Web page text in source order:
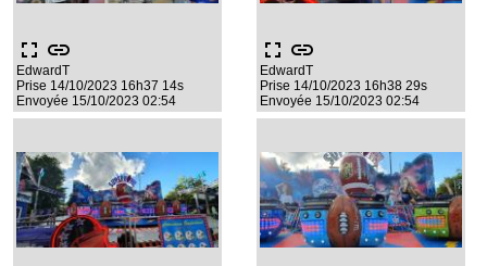
fullscreen link
EdwardT
Prise 14/10/2023 16h37 14s
Envoyée 15/10/2023 02:54
fullscreen link
EdwardT
Prise 14/10/2023 16h38 29s
Envoyée 15/10/2023 02:54